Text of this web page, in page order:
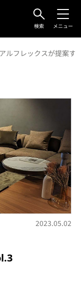
検索 メニュー
アルフレックスが提案す
2023.05.02